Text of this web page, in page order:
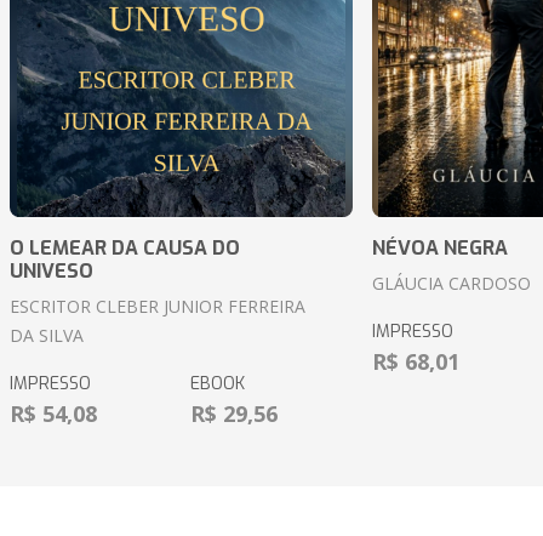
O LEMEAR DA CAUSA DO
UNIVESO
ESCRITOR CLEBER JUNIOR FERREIRA
DA SILVA
IMPRESSO
R$ 54,08
EBOOK
R$ 29,56
NÉVOA NEGRA
GLÁUCIA CARDOSO
IMPRESSO
R$ 68,01